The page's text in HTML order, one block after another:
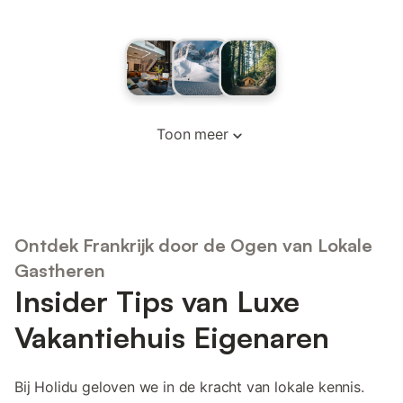
Toon meer
Ontdek Frankrijk door de Ogen van Lokale
Gastheren
Insider Tips van Luxe
Vakantiehuis Eigenaren
Bij Holidu geloven we in de kracht van lokale kennis.